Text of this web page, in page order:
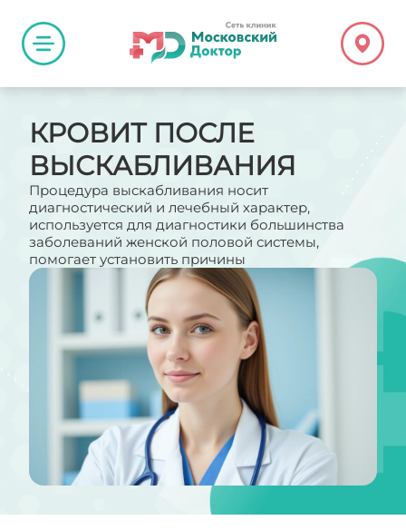
КРОВИТ ПОСЛЕ
ВЫСКАБЛИВАНИЯ
Процедура выскабливания носит
диагностический и лечебный характер,
используется для диагностики большинства
заболеваний женской половой системы,
помогает установить причины